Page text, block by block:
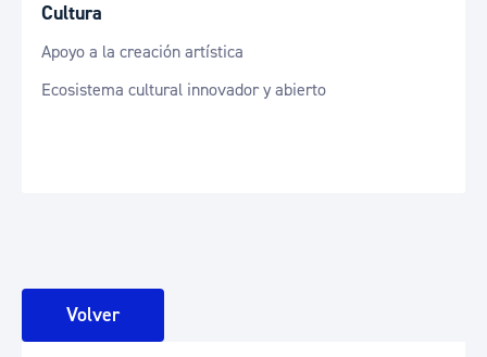
Cultura
Apoyo a la creación artística
Ecosistema cultural innovador y abierto
Volver